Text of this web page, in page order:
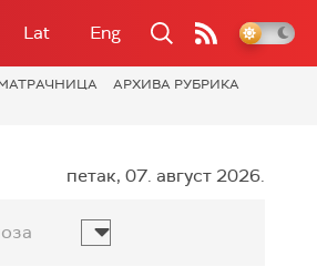
Lat Eng
АРХИВА РУБРИКА
петак, 07. август 2026.